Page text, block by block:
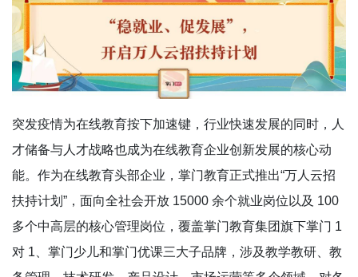
突发疫情为在线教育按下加速键，行业快速发展的同时，人
才储备与人才战略也成为在线教育企业创新发展的核心动
能。作为在线教育头部企业，掌门教育正式推出“万人云招
扶持计划”，面向全社会开放 15000 余个就业岗位以及 100
多个中高层的核心管理岗位，覆盖掌门教育集团旗下掌门 1
对 1、掌门少儿和掌门优课三大子品牌，涉及教学教研、教